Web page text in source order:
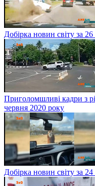
Добірка новин світу за
Приголомшливі кадри з
червня 2020 року
Добірка новин світу за